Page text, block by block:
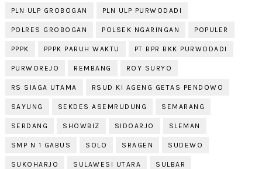
PLN ULP GROBOGAN PLN ULP PURWODADI
POLRES GROBOGAN POLSEK NGARINGAN POPULER
PPPK PPPK PARUH WAKTU PT BPR BKK PURWODADI
PURWOREJO REMBANG ROY SURYO
RS SIAGA UTAMA RSUD KI AGENG GETAS PENDOWO
SAYUNG SEKDES ASEMRUDUNG SEMARANG
SERDANG SHOWBIZ SIDOARJO SLEMAN
SMP N 1 GABUS SOLO SRAGEN SUDEWO
SUKOHARJO SULAWESI UTARA SULBAR